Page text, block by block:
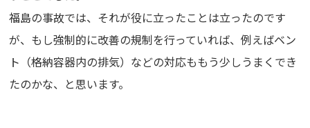
福島の事故では、それが役に立ったことは立ったのです
が、もし強制的に改善の規制を行っていれば、例えばベン
ト（格納容器内の排気）などの対応ももう少しうまくでき
たのかな、と思います。